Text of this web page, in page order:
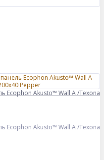
Ecophon Akusto™ Wall A /Texona
Ecophon Akusto™ Wall A /Texona